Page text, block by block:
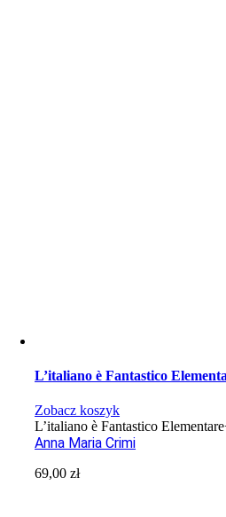
L’italiano è Fantastico
Zobacz koszyk
L’italiano è Fantastico
Anna Maria Crimi
69,00zł